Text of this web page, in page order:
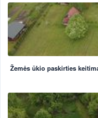
Žemės ūkio paskirties